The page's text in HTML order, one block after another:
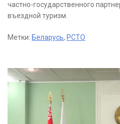
частно-государственного
въездной туризм.
Метки: Беларусь, РСТО